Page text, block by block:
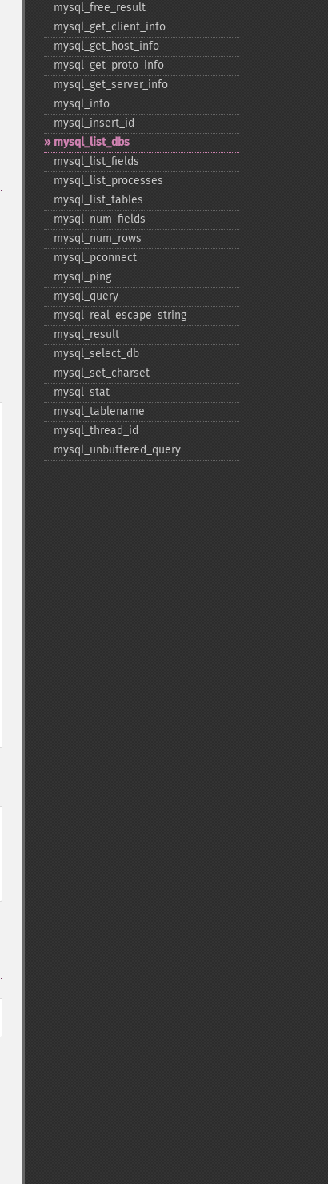
mysql_​free_​result
mysql_​get_​client_​info
mysql_​get_​host_​info
mysql_​get_​proto_​info
mysql_​get_​server_​info
mysql_​info
mysql_​insert_​id
mysql_​list_​dbs
mysql_​list_​fields
mysql_​list_​processes
mysql_​list_​tables
mysql_​num_​fields
mysql_​num_​rows
mysql_​pconnect
mysql_​ping
mysql_​query
mysql_​real_​escape_​string
mysql_​result
mysql_​select_​db
mysql_​set_​charset
mysql_​stat
mysql_​tablename
mysql_​thread_​id
mysql_​unbuffered_​query